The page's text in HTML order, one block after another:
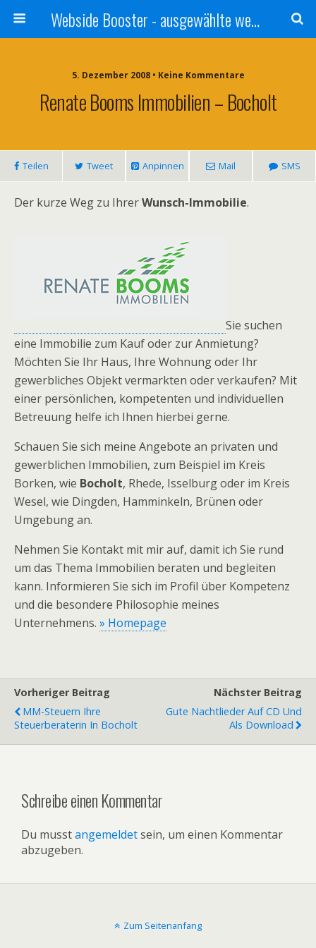
Webside Booster - ausgewählte websides
5. Dezember 2008 • Keine Kommentare
Renate Booms Immobilien – Bocholt
Teilen Tweet Anpinnen Mail SMS
Der kurze Weg zu IhrerWunsch-Immobilie.
Sie suchen
eine Immobilie zum Kauf oder zur Anmietung?
Möchten Sie Ihr Haus, Ihre Wohnung oder Ihr
gewerbliches Objekt vermarkten oder verkaufen? Mit
einer persönlichen, kompetenten und individuellen
Betreuung helfe ich Ihnen hierbei gerne.
Schauen Sie sich meine Angebote an privaten und
gewerblichen Immobilien, zum Beispiel im Kreis
Borken, wie Bocholt, Rhede, Isselburg oder im Kreis
Wesel, wie Dingden, Hamminkeln, Brünen oder
Umgebung an.
Nehmen Sie Kontakt mit mir auf, damit ich Sie rund
um das Thema Immobilien beraten und begleiten
kann. Informieren Sie sich im Profil über Kompetenz
und die besondere Philosophie meines
Unternehmens. » Homepage
Vorheriger Beitrag
MM-Steuern Ihre
Steuerberaterin In Bocholt
Nächster Beitrag
Gute Nachtlieder Auf CD Und
Als Download
Schreibe einen Kommentar
Du musstangemeldetsein, um einen Kommentar
abzugeben.
Zum Seitenanfang